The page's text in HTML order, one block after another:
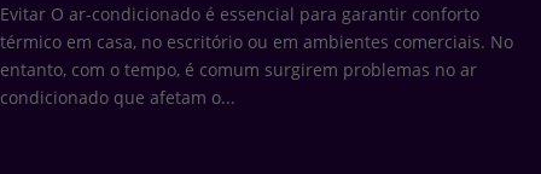
Evitar O ar-condicionado é essencial para garantir conforto
térmico em casa, no escritório ou em ambientes comerciais. No
entanto, com o tempo, é comum surgirem problemas no ar
condicionado que afetam o...